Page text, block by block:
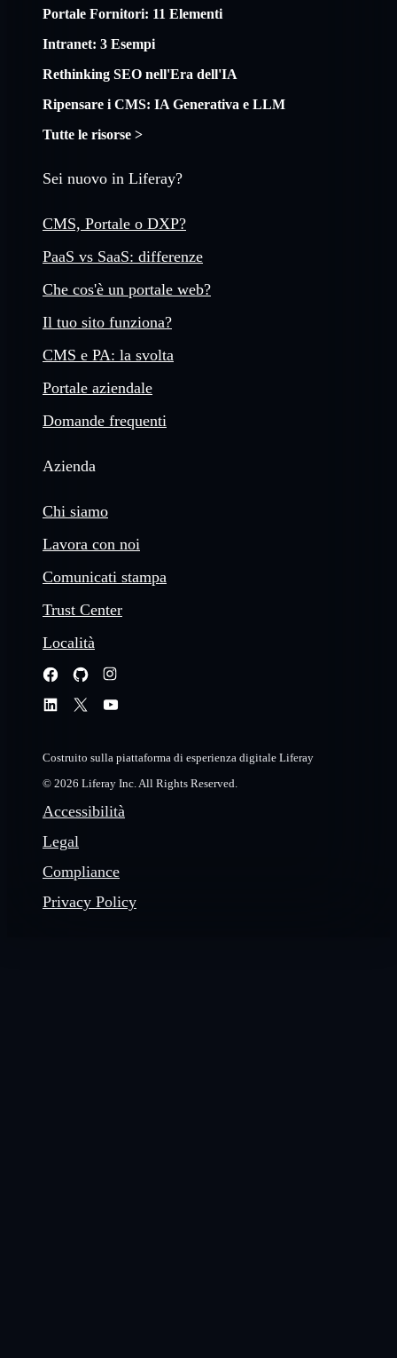
Portale Fornitori: 11 Elementi
Intranet: 3 Esempi
Rethinking SEO nell'Era dell'IA
Ripensare i CMS: IA Generativa e LLM
Tutte le risorse >
Sei nuovo in Liferay?
CMS, Portale o DXP?
PaaS vs SaaS: differenze
Che cos'è un portale web?
Il tuo sito funziona?
CMS e PA: la svolta
Portale aziendale
Domande frequenti
Azienda
Chi siamo
Lavora con noi
Comunicati stampa
Trust Center
Località
Costruito sulla piattaforma di esperienza digitale Liferay
© 2026 Liferay Inc. All Rights Reserved.
Accessibilità
Legal
Compliance
Privacy Policy